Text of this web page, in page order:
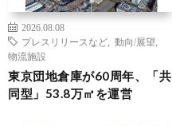
2026.08.08
プレスリリースなど
動向/展望
物流施設
東京団地倉庫が60周年、「共
同型」53.8万㎡を運営